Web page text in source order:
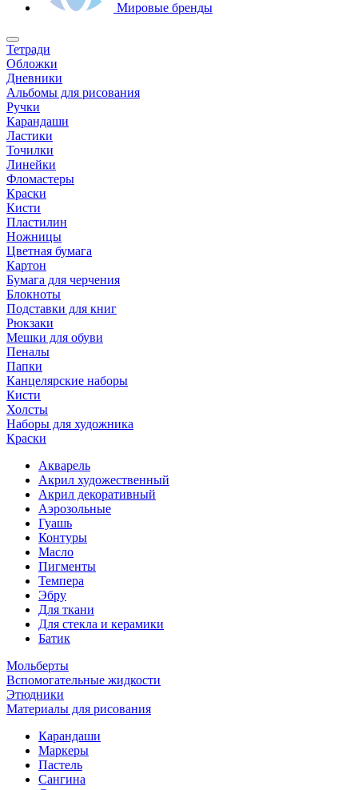
Мировые бренды
Тетради
Обложки
Дневники
Альбомы для рисования
Ручки
Карандаши
Ластики
Точилки
Линейки
Фломастеры
Краски
Кисти
Пластилин
Ножницы
Цветная бумага
Картон
Бумага для черчения
Блокноты
Подставки для книг
Рюкзаки
Мешки для обуви
Пеналы
Папки
Канцелярские наборы
Кисти
Холсты
Наборы для художника
Краски
Акварель
Акрил художественный
Акрил декоративный
Аэрозольные
Гуашь
Контуры
Масло
Пигменты
Темпера
Эбру
Для ткани
Для стекла и керамики
Батик
Мольберты
Вспомогательные жидкости
Этюдники
Материалы для рисования
Карандаши
Маркеры
Пастель
Сангина